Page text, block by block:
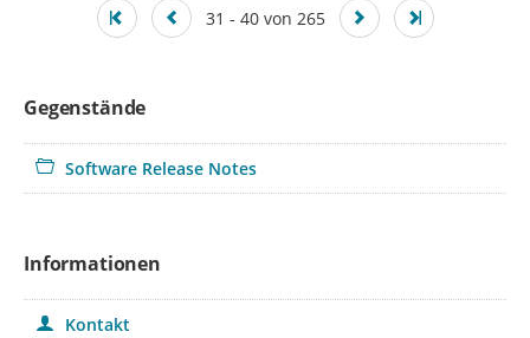
31 - 40 von 265
Gegenstände
Software Release Notes
Informationen
Kontakt